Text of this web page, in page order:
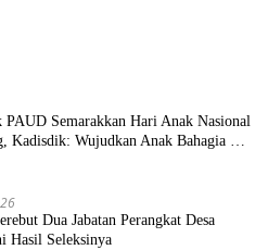
PAUD Semarakkan Hari Anak Nasional
Kadisdik: Wujudkan Anak Bahagia dan
Dua Jabatan Perangkat Desa
Hasil Seleksinya